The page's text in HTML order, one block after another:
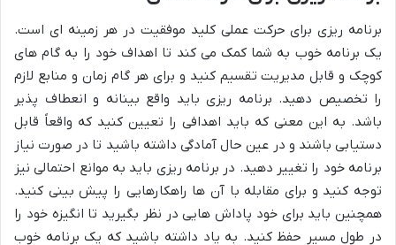
برنامه ریزی برای حرکت عملی کلید موفقیت در هر زمینه ای است.
یک برنامه خوب به شما کمک می کند تا اهداف خود را به گام های
کوچک و قابل مدیریت تقسیم کنید و برای هر گام زمان و منابع لازم
را تخصیص دهید. برنامه ریزی باید واقع بینانه و انعطاف پذیر
باشد. به این معنی که باید اهدافی را تعیین کنید که واقعاً قابل
دستیابی باشند و در عین حال آمادگی داشته باشید تا در صورت نیاز
برنامه خود را تغییر دهید. در برنامه ریزی باید به موانع احتمالی نیز
توجه کنید و برای مقابله با آن ها راهکارهایی را پیش بینی کنید.
همچنین باید برای خود پاداش هایی در نظر بگیرید تا انگیزه خود را
در طول مسیر حفظ کنید. به یاد داشته باشید که یک برنامه خوب